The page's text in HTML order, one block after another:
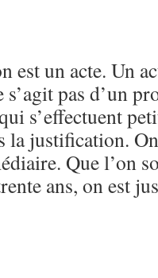
est un acte. Un
pas d’un
s’effectuent
la justification.
Que l’on
ans, on est